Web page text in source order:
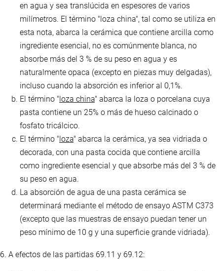
en agua y sea translúcida en espesores de varios
milímetros. El término "loza china", tal como se utiliza en
esta nota, abarca la cerámica que contiene arcilla como
ingrediente esencial, no es comúnmente blanca, no
absorbe más del 3 % de su peso en agua y es
naturalmente opaca (excepto en piezas muy delgadas),
incluso cuando la absorción es inferior al 0,1%.
El término " loza china" abarca la loza o porcelana cuya
pasta contiene un 25% o más de hueso calcinado o
fosfato tricálcico.
El término " loza" abarca la cerámica, ya sea vidriada o
decorada, con una pasta cocida que contiene arcilla
como ingrediente esencial y que absorbe más del 3 % de
su peso en agua.
La absorción de agua de una pasta cerámica se
determinará mediante el método de ensayo ASTM C373
(excepto que las muestras de ensayo puedan tener un
peso mínimo de 10 g y una superficie grande vidriada).
6. A efectos de las partidas 69.11 y 69.12: